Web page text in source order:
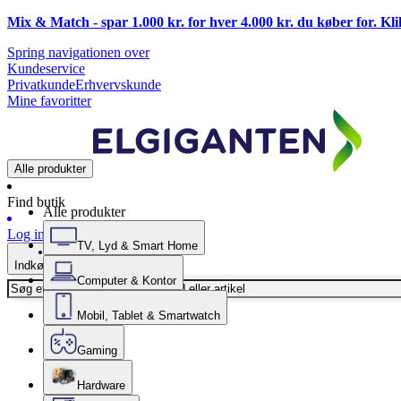
Mix & Match - spar 1.000 kr. for hver 4.000 kr. du køber for.
Spring navigationen over
Kundeservice
PrivatkundeErhvervskunde
Mine favoritter
Alle produkter
Find butik
Log ind
Indkøbskurv
Alle produkter
TV, Lyd & Smart Home
Computer & Kontor
Mobil, Tablet & Smartwatch
Gaming
Hardware